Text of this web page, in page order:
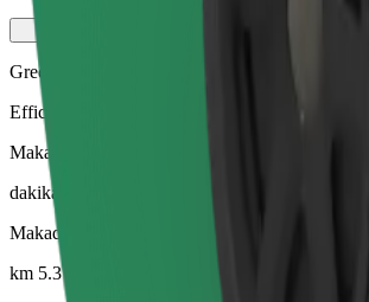
Green
Efficient rides in hybrid and electric vehicles
Makadirio ya muda wa safari
dakika 10
Makadirio ya umbali
km 5.3